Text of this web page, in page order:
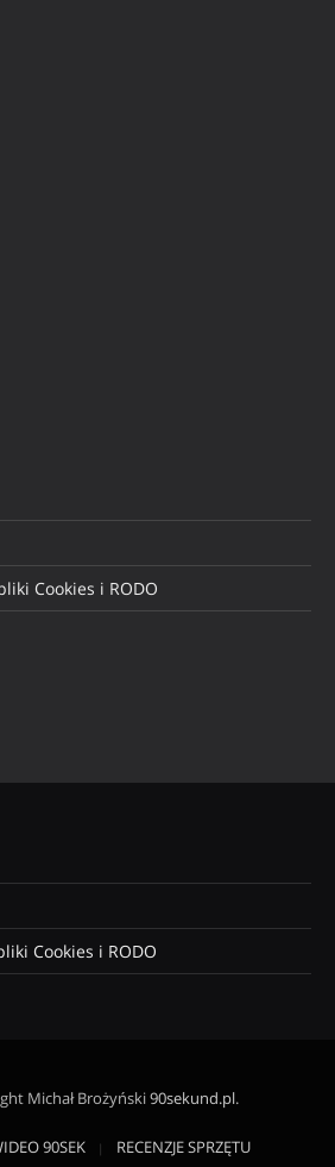
Cookies i RODO
Cookies i RODO
Michał Brożyński90sekund.pl.
90SEK
RECENZJE SPRZĘTU